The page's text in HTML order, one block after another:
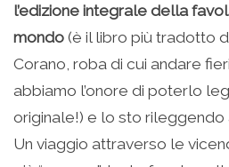
l’edizione integrale della
mondo (è il libro più tradotto
Corano, roba di cui andare
abbiamo l’onore di poterlo
originale!) e lo sto rileggendo
Un viaggio attraverso le